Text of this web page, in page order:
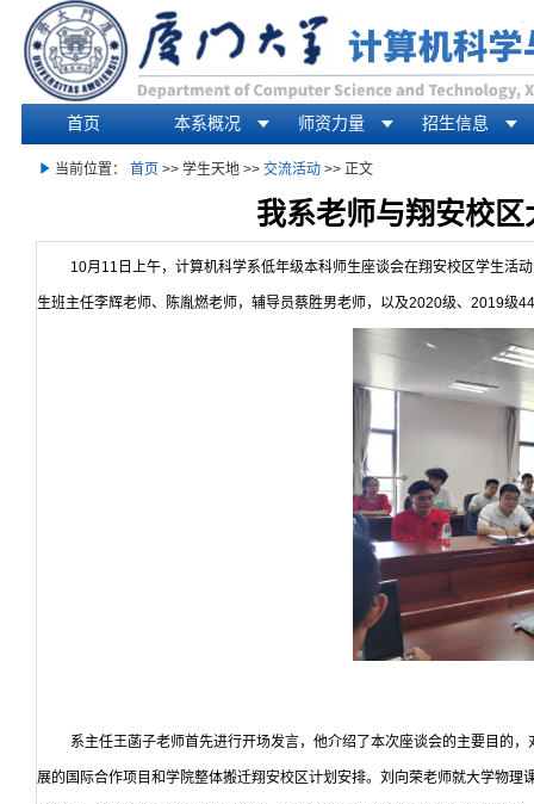
首页 本系概况 师资力量 招生信息
你在这里
当前位置：首页>> 学生天地 >>交流活动>> 正文
我系老师与翔安校
10月11日上午，计算机科学系低年级本科师生座谈会在翔安校区学生活
生班主任李辉老师、陈胤燃老师，辅导员蔡胜男老师，以及2020级、2019级
系主任王菡子老师首先进行开场发言，他介绍了本次座谈会的主要目的
展的国际合作项目和学院整体搬迁翔安校区计划安排。刘向荣老师就大学物